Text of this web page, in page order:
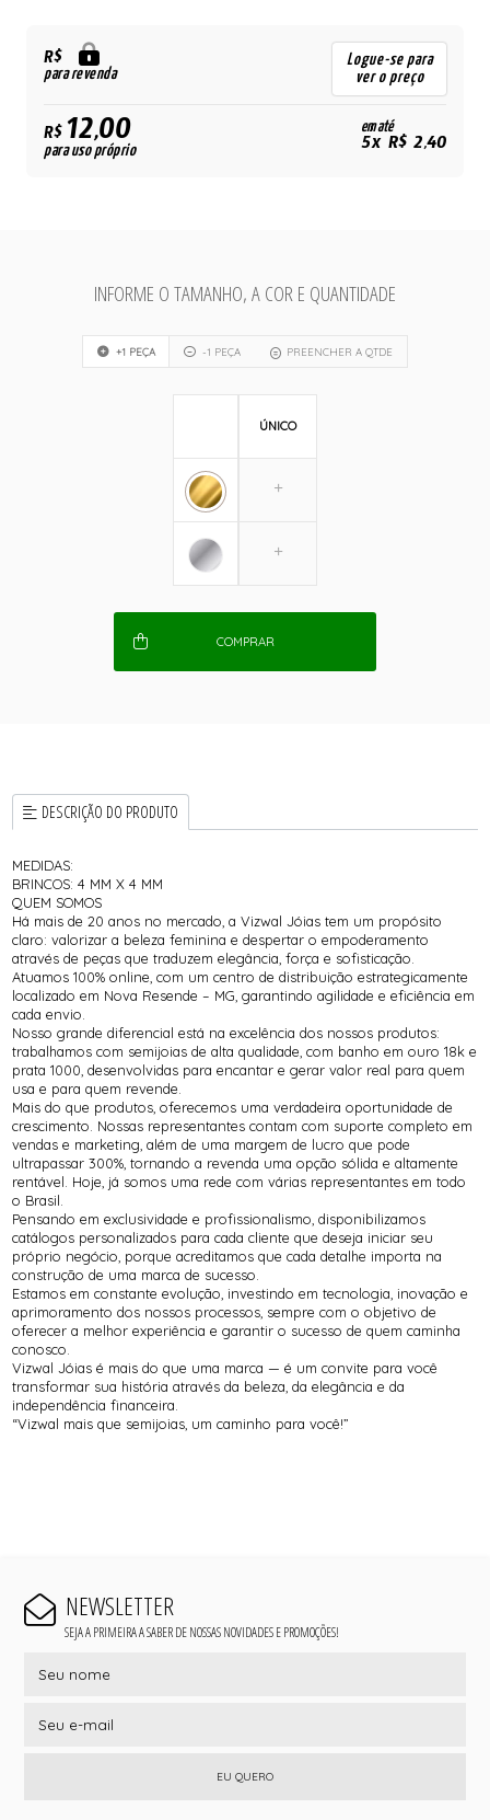
R$
para revenda
Logue-se para
ver o preço
R$12,00
para uso próprio
em até
5x R$ 2,40
INFORME O TAMANHO, A COR E QUANTIDADE
+1 PEÇA -1 PEÇA PREENCHER A QTDE
ÚNICO
COMPRAR
DESCRIÇÃO DO PRODUTO
MEDIDAS:
BRINCOS: 4 MM X 4 MM
QUEM SOMOS
Há mais de 20 anos no mercado, a Vizwal Jóias tem um propósito
claro: valorizar a beleza feminina e despertar o empoderamento
através de peças que traduzem elegância, força e sofisticação.
Atuamos 100% online, com um centro de distribuição estrategicamente
localizado em Nova Resende – MG, garantindo agilidade e eficiência em
cada envio.
Nosso grande diferencial está na excelência dos nossos produtos:
trabalhamos com semijoias de alta qualidade, com banho em ouro 18k e
prata 1000, desenvolvidas para encantar e gerar valor real para quem
usa e para quem revende.
Mais do que produtos, oferecemos uma verdadeira oportunidade de
crescimento. Nossas representantes contam com suporte completo em
vendas e marketing, além de uma margem de lucro que pode
ultrapassar 300%, tornando a revenda uma opção sólida e altamente
rentável. Hoje, já somos uma rede com várias representantes em todo
o Brasil.
Pensando em exclusividade e profissionalismo, disponibilizamos
catálogos personalizados para cada cliente que deseja iniciar seu
próprio negócio, porque acreditamos que cada detalhe importa na
construção de uma marca de sucesso.
Estamos em constante evolução, investindo em tecnologia, inovação e
aprimoramento dos nossos processos, sempre com o objetivo de
oferecer a melhor experiência e garantir o sucesso de quem caminha
conosco.
Vizwal Jóias é mais do que uma marca — é um convite para você
transformar sua história através da beleza, da elegância e da
independência financeira.
“Vizwal mais que semijoias, um caminho para você!”
NEWSLETTER
SEJA A PRIMEIRA A SABER DE NOSSAS NOVIDADES E PROMOÇÕES!
EU QUERO